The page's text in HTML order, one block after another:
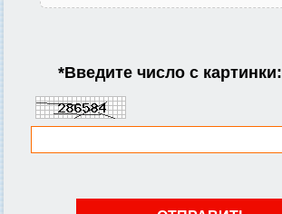
*Введите число с картинки: